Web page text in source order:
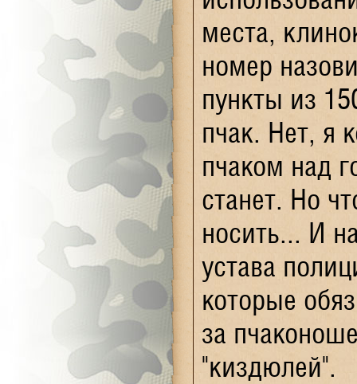
места,
номер
пункты из
пчак. Нет, я
пчаком над
станет. Но
носить... И
устава
которые
за
"киздюлей".